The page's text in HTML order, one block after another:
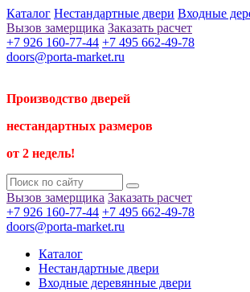
Каталог Нестандартные двери Входные
Вызов замерщика Заказать расчет
+7 926 160-77-44 +7 495 662-49-78
doors@porta-market.ru
Производство дверей
нестандартных размеров
от 2 недель!
Вызов замерщика Заказать расчет
+7 926 160-77-44 +7 495 662-49-78
doors@porta-market.ru
Каталог
Нестандартные двери
Входные деревянные двери